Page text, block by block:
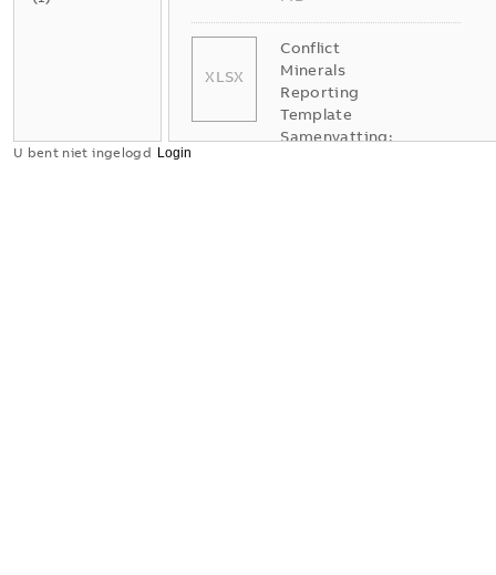
XLSX
Conflict
Minerals
Reporting
Template
Samenvatting:
U bent niet ingelogd